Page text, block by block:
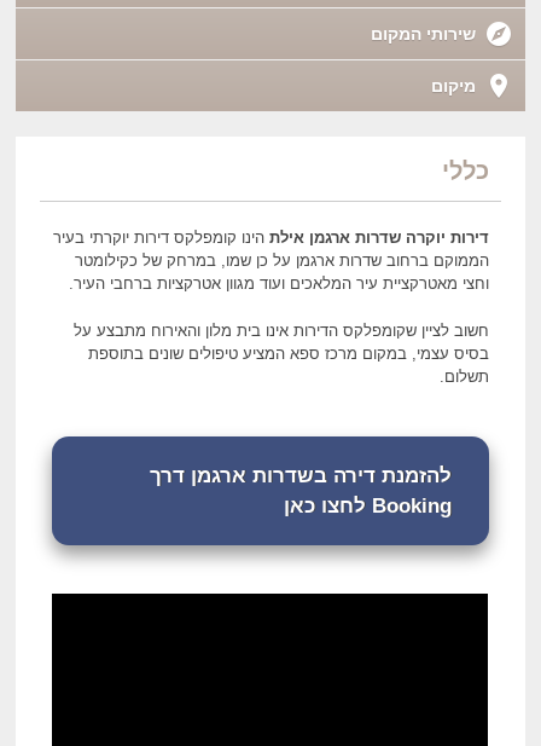
שירותי המקום
מיקום
כללי
דירות יוקרה שדרות ארגמן אילת הינו קומפלקס דירות יוקרתי בעיר
הממוקם ברחוב שדרות ארגמן על כן שמו, במרחק של כקילומטר
וחצי מאטרקציית עיר המלאכים ועוד מגוון אטרקציות ברחבי העיר.
חשוב לציין שקומפלקס הדירות אינו בית מלון והאירוח מתבצע על
בסיס עצמי, במקום מרכז ספא המציע טיפולים שונים בתוספת
תשלום.
להזמנת דירה בשדרות ארגמן דרך
Booking לחצו כאן